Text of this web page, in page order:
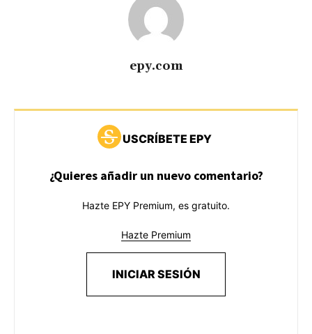
epy.com
USCRÍBETE EPY
¿Quieres añadir un nuevo comentario?
Hazte EPY Premium, es gratuito.
Hazte Premium
INICIAR SESIÓN